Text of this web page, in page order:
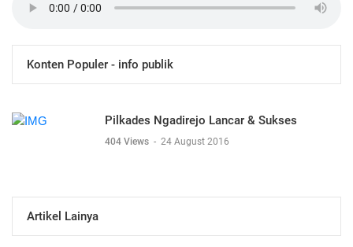
Konten Populer - info publik
Pilkades Ngadirejo Lancar & Sukses
404 Views - 24 August 2016
Artikel Lainya